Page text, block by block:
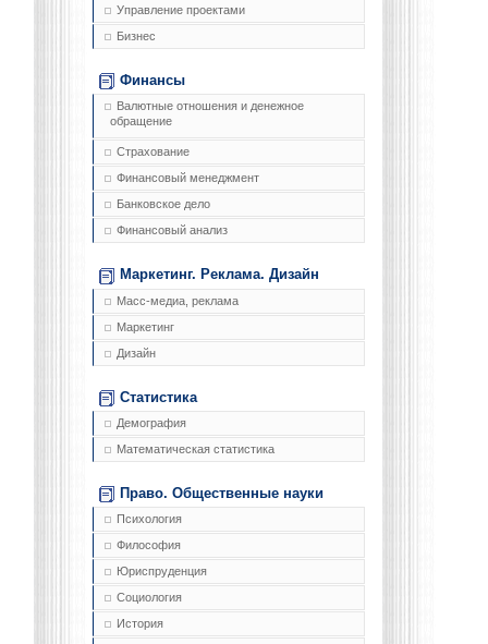
Управление проектами
Бизнес
Финансы
Валютные отношения и денежное
обращение
Страхование
Финансовый менеджмент
Банковское дело
Финансовый анализ
Маркетинг. Реклама. Дизайн
Масс-медиа, реклама
Маркетинг
Дизайн
Статистика
Демография
Математическая статистика
Право. Общественные науки
Психология
Философия
Юриспруденция
Социология
История